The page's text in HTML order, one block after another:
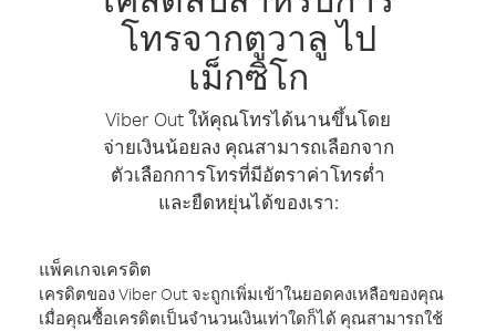
โทรจากตูวาลู ไป
เม็กซิโก
Viber Out ให้คุณโทรได้นานขึ้นโดย
จ่ายเงินน้อยลง คุณสามารถเลือกจาก
ตัวเลือกการโทรที่มีอัตราค่าโทรต่ำ
และยืดหยุ่นได้ของเรา:
แพ็คเกจเครดิต
เครดิตของ Viber Out จะถูกเพิ่มเข้าในยอดคงเหลือของคุณ
เมื่อคุณซื้อเครดิตเป็นจำนวนเงินเท่าใดก็ได้ คุณสามารถใช้